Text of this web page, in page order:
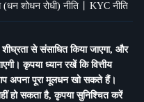
(धन शोधन रोधी) नीति KYC नीति
से संसाधित किया जाएगा, और
कृपया ध्यान रखें कि वित्तीय
अपना पूरा मूलधन खो सकते हैं।
हो सकता है, कृपया सुनिश्चित करें